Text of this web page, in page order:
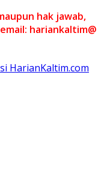
hak jawab,
hariankaltim@